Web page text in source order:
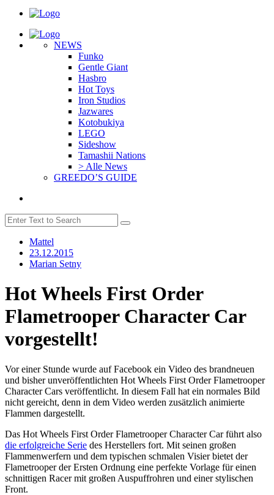
NEWS
Funko
Gentle Giant
Hasbro
Hot Toys
Iron Studios
Jazwares
Kotobukiya
LEGO
Sideshow
Tamashii Nations
> Alle News
GREEDO’S GUIDE
Mattel
23.12.2015
Marian Setny
Hot Wheels First Order
Flametrooper Character Car
vorgestellt!
Vor einer Stunde wurde auf Facebook ein Video des brandneuen
und bisher unveröffentlichten Hot Wheels First Order Flametrooper
Character Cars veröffentlicht. In diesem Fall hat ein normales Bild
nicht gereicht, denn in dem Video werden zusätzlich animierte
Flammen dargestellt.
Das Hot Wheels First Order Flametrooper Character Car führt also
die erfolgreiche Serie des Herstellers fort. Mit seinen großen
Flammenwerfern und dem typischen schmalen Visier bietet der
Flametrooper der Ersten Ordnung eine perfekte Vorlage für einen
schnittigen Racer mit großen Auspuffrohren und einer stylischen
Front.